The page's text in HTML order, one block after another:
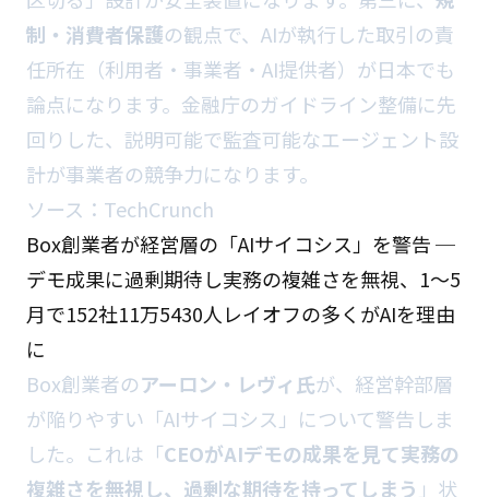
制・消費者保護の観点で、AIが執行した取引の責
任所在（利用者・事業者・AI提供者）が日本でも
論点になります。金融庁のガイドライン整備に先
回りした、説明可能で監査可能なエージェント設
計が事業者の競争力になります。
ソース： TechCrunch
Box創業者が経営層の「AIサイコシス」を警告 ─
デモ成果に過剰期待し実務の複雑さを無視、1〜5
月で152社11万5430人レイオフの多くがAIを理由
に
Box創業者のアーロン・レヴィ氏が、経営幹部層
が陥りやすい「AIサイコシス」について警告しま
した。これは「CEOがAIデモの成果を見て実務の
複雑さを無視し、過剰な期待を持ってしまう 」状